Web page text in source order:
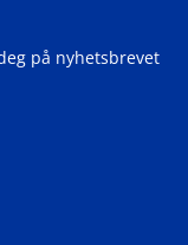
på nyhetsbrevet